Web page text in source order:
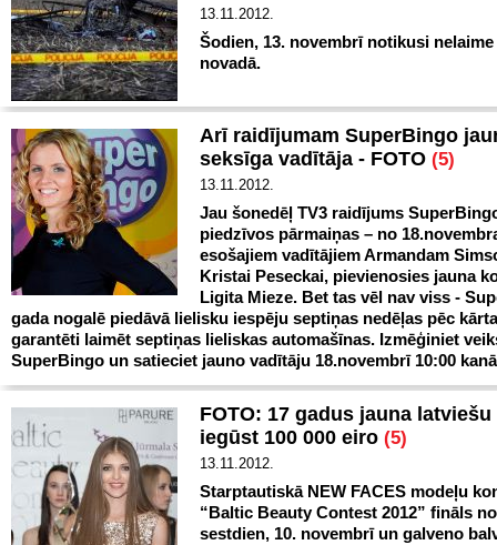
13.11.2012.
Šodien, 13. novembrī notikusi
novadā.
Arī raidījumam SuperBingo
seksīga vadītāja - FOTO (5)
13.11.2012.
Jau šonedēļ TV3 raidījums
piedzīvos pārmaiņas – no
esošajiem vadītājiem Armandam
Kristai Peseckai, pievienosies jauna
Ligita Mieze. Bet tas vēl nav viss -
gada nogalē piedāvā lielisku iespēju septiņas nedēļas pēc
garantēti laimēt septiņas lieliskas automašīnas. Izmēģiniet
SuperBingo un satieciet jauno vadītāju 18.novembrī 10:00
FOTO: 17 gadus jauna
iegūst 100 000 eiro (5)
13.11.2012.
Starptautiskā NEW FACES modeļu
“Baltic Beauty Contest 2012” fināls
sestdien, 10. novembrī un galveno